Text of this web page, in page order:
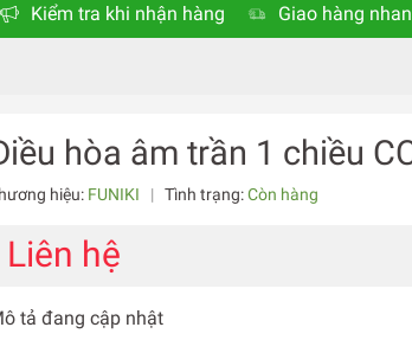
Kiểm tra khi nhận hàng Giao hàng
hòa âm trần 1 chiều
hiệu: FUNIKI | Tình trạng:Còn hàng
Liên hệ
tả đang cập nhật